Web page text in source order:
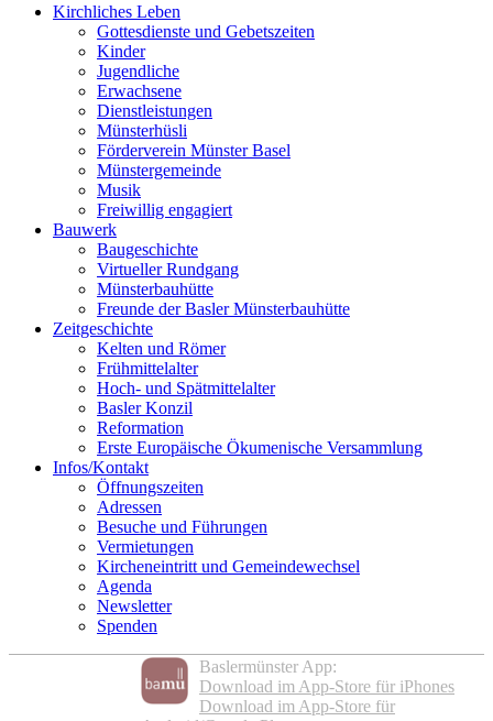
Kirchliches Leben
Gottesdienste und Gebetszeiten
Kinder
Jugendliche
Erwachsene
Dienstleistungen
Münsterhüsli
Förderverein Münster Basel
Münstergemeinde
Musik
Freiwillig engagiert
Bauwerk
Baugeschichte
Virtueller Rundgang
Münsterbauhütte
Freunde der Basler Münsterbauhütte
Zeitgeschichte
Kelten und Römer
Frühmittelalter
Hoch- und Spätmittelalter
Basler Konzil
Reformation
Erste Europäische Ökumenische Versammlung
Infos/Kontakt
Öffnungszeiten
Adressen
Besuche und Führungen
Vermietungen
Kircheneintritt und Gemeindewechsel
Agenda
Newsletter
Spenden
Baslermünster App:
Download im App-Store für iPhones
Download im App-Store für